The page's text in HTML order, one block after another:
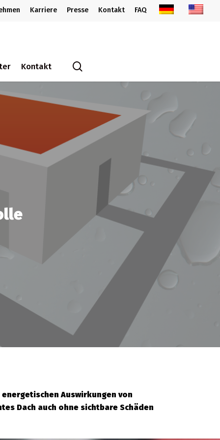
Karriere Presse Kontakt FAQ
Kontakt
Auswirkungen von
Dach auch ohne sichtbare Schäden